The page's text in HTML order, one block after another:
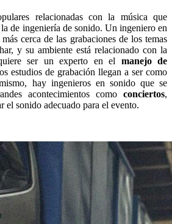
relacionadas con la música que
de ingeniería de sonido. Un ingeniero en
cerca de las grabaciones de los temas
y su ambiente está relacionado con la
ser un experto en el manejo de
estudios de grabación llegan a ser como
hay ingenieros en sonido que se
acontecimientos como conciertos,
el sonido adecuado para el evento.